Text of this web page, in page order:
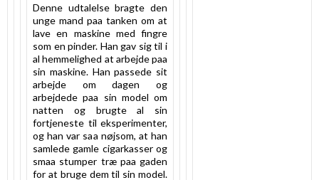
Denne udtalelse bragte den
unge mand paa tanken om at
lave en maskine med fingre
som en pinder. Han gav sig til i
al hemmelighed at arbejde paa
sin maskine. Han passede sit
arbejde om dagen og
arbejdede paa sin model om
natten og brugte al sin
fortjeneste til eksperimenter,
og han var saa nøjsom, at han
samlede gamle cigarkasser og
smaa stumper træ paa gaden
for at bruge dem til sin model.